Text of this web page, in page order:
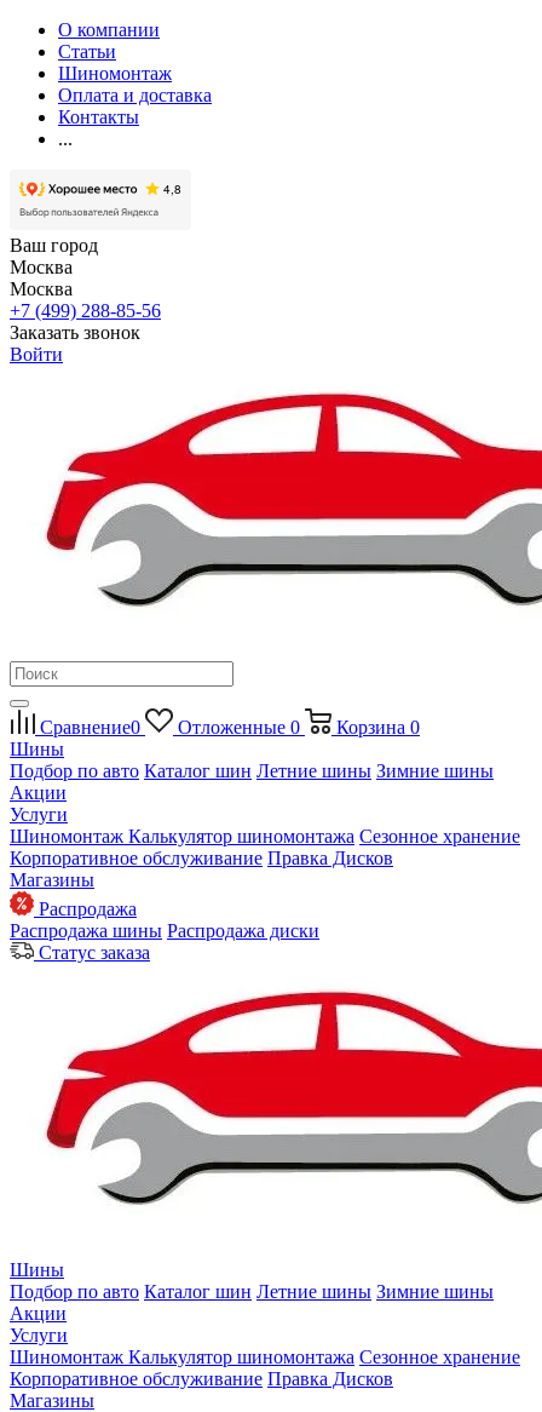
О компании
Статьи
Шиномонтаж
Оплата и доставка
Контакты
...
Ваш город
Москва
Москва
+7 (499) 288-85-56
Заказать звонок
Войти
Сравнение0 Отложенные 0 Корзина 0
Шины
Подбор по авто Каталог шин Летние шины Зимние шины
Акции
Услуги
Шиномонтаж Калькулятор шиномонтажа Сезонное хранение
Корпоративное обслуживание Правка Дисков
Магазины
Распродажа
Распродажа шины Распродажа диски
Статус заказа
Шины
Подбор по авто Каталог шин Летние шины Зимние шины
Акции
Услуги
Шиномонтаж Калькулятор шиномонтажа Сезонное хранение
Корпоративное обслуживание Правка Дисков
Магазины